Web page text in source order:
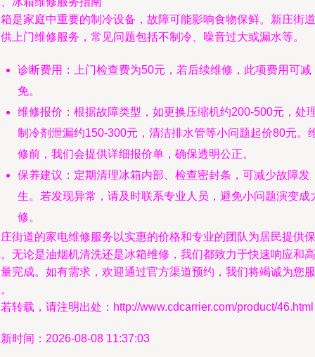
是家庭中重要的制冷设备，故障可能影响食物保鲜。新庄街道
上门维修服务，常见问题包括不制冷、噪音过大或漏水等。
诊断费用：上门检查费为50元，若后续维修，此项费用可减
免。
维修报价：根据故障类型，如更换压缩机约200-500元，处
制冷剂泄漏约150-300元，清洁排水管等小问题起价80元。
修前，我们会提供详细报价单，确保透明公正。
保养建议：定期清理冰箱内部、检查密封条，可减少故障发
生。若发现异常，请及时联系专业人员，避免小问题演变成
修。
街道的家电维修服务以实惠的价格和专业的团队为居民提供保
无论是油烟机清洗还是冰箱维修，我们都致力于快速响应和高
完成。如有需求，欢迎通过官方渠道预约，我们将竭诚为您服
转载，请注明出处：http://www.cdcarrier.com/product/46.html
时间：2026-08-08 11:37:03